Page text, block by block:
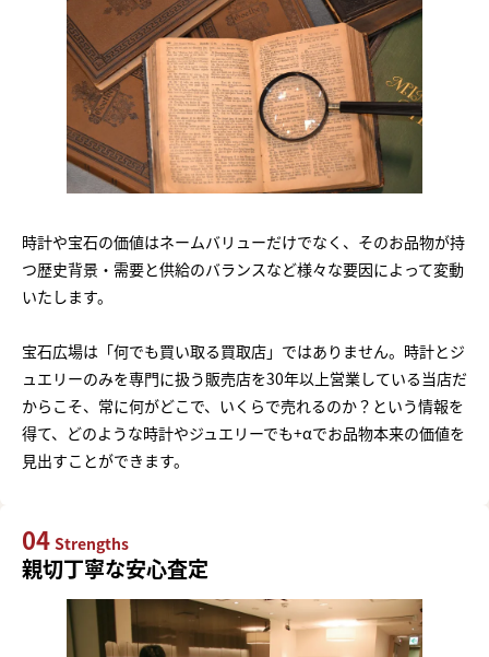
時計や宝石の価値はネームバリューだけでなく、そのお品物が持
つ歴史背景・需要と供給のバランスなど様々な要因によって変動
いたします。
宝石広場は「何でも買い取る買取店」ではありません。時計とジ
ュエリーのみを専門に扱う販売店を30年以上営業している当店だ
からこそ、常に何がどこで、いくらで売れるのか？という情報を
得て、どのような時計やジュエリーでも+αでお品物本来の価値を
見出すことができます。
04 Strengths
親切丁寧な安心査定
まずは
かんたん30秒でお試し査定